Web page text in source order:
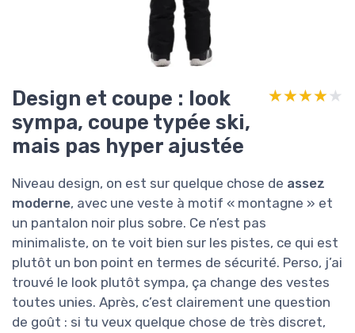
Design et coupe : look
sympa, coupe typée ski,
mais pas hyper ajustée
★★★★★
★★★★★
Niveau design, on est sur quelque chose de assez
moderne, avec une veste à motif « montagne » et
un pantalon noir plus sobre. Ce n’est pas
minimaliste, on te voit bien sur les pistes, ce qui est
plutôt un bon point en termes de sécurité. Perso, j’ai
trouvé le look plutôt sympa, ça change des vestes
toutes unies. Après, c’est clairement une question
de goût : si tu veux quelque chose de très discret,